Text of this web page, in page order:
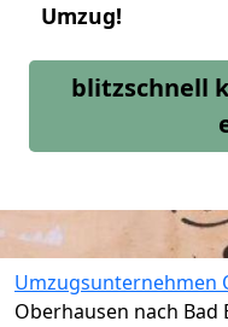
Umzug!
blitzschnell
Umzugsunternehmen
Oberhausen nach Bad